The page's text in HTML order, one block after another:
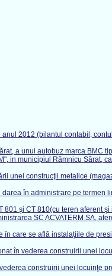
2012 (bilantul contabil,
a unui autobuz marca BMC
in municipiul Râmnicu Sărat,
unei construcţii metalice
în administrare pe termen
801 şi CT 810(cu teren aferent şi
SC ACVATERM SA,
care se află instalaţiile de
în vederea construirii unei
construirii unei locuinţe